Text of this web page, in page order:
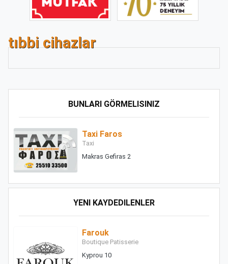
BUNLARI GÖRMELISINIZ
Taxi Faros
Taxi
Makras Gefiras 2
YENI KAYDEDILENLER
Farouk
Boutique Patisserie
Kyprou 10
tıbbi cihazlar